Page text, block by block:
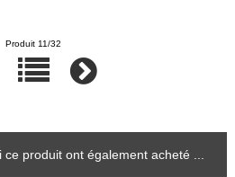
Produit 11/32
ce produit ont également acheté ...